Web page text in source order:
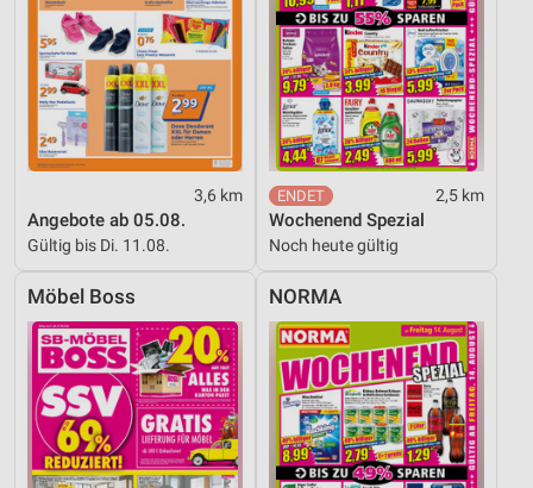
3,6 km
Angebote ab 05.08.
Gültig bis Di. 11.08.
2,5 km
Wochenend Spezial
Noch heute gültig
Möbel Boss NORMA